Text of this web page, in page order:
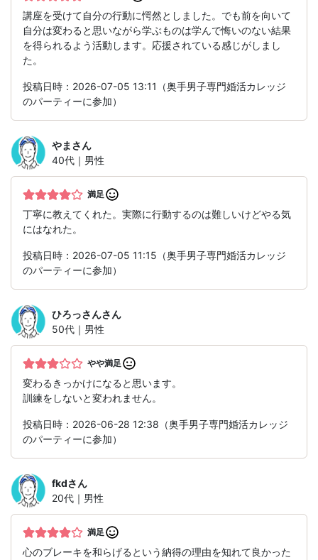
講座を受けて自分の行動に愕然としました。でも前を向いて
自分は変わると思いながら学ぶものは学んで悔いのない結果
を得られるよう活動します。応援されている感じがしまし
た。
投稿日時：2026-07-05 13:11（奥手男子専門婚活カレッジ
のパーティーに参加）
やま さん
40代｜男性
満足
丁寧に教えてくれた。実際に行動するのは難しいけどやる気
にはなれた。
投稿日時：2026-07-05 11:15（奥手男子専門婚活カレッジ
のパーティーに参加）
ひろっさんさん
50代｜男性
やや満足
変わるきっかけになると思います。
訓練をしないと変われません。
投稿日時：2026-06-28 12:38（奥手男子専門婚活カレッジ
のパーティーに参加）
fkdさん
20代｜男性
満足
心のブレーキを和らげるという納得の理由を知れて良かった